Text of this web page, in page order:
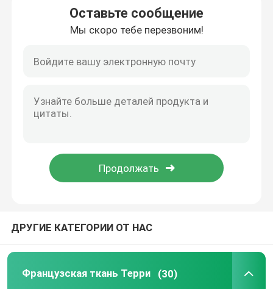
Ткань вышивки Sequins
Ткань из джаккарда
Плетение тканей Jacquard
Ткань одежды из твида сплетенная
Оставьте сообщение
Мы скоро тебе перезвоним!
ДРУГИЕ КАТЕГОРИИ ОТ НАС
Французская ткань Терри (30)